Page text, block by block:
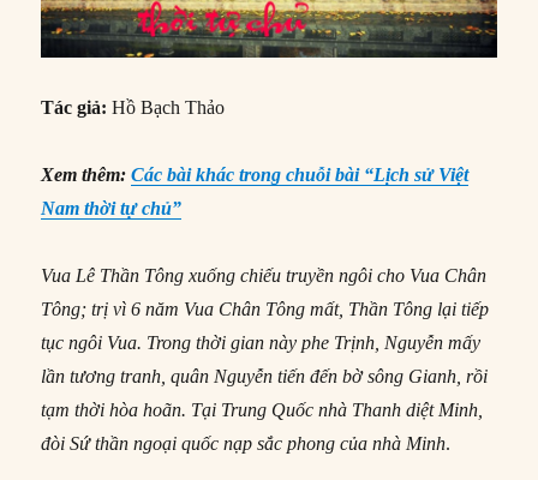
Tác giả: Hồ Bạch Thảo
Xem thêm:Các bài khác trong chuỗi bài “Lịch sử Việt
Nam thời tự chủ”
Vua Lê Thần Tông xuống chiếu truyền ngôi cho Vua Chân
Tông; trị vì 6 năm Vua Chân Tông mất, Thần Tông lại tiếp
tục ngôi Vua. Trong thời gian này phe Trịnh, Nguyễn mấy
lần tương tranh, quân Nguyễn tiến đến bờ sông Gianh, rồi
tạm thời hòa hoãn. Tại Trung Quốc nhà Thanh diệt Minh,
đòi Sứ thần ngoại quốc nạp sắc phong của nhà Minh.